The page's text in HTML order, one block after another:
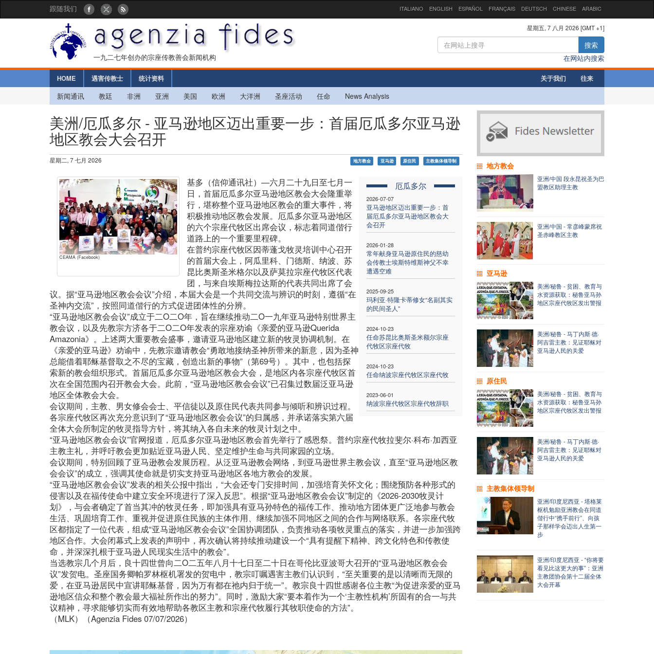
跟随我们 ITALIANO ENGLISH ESPAÑOL FRANÇAIS DEUTSCH CHINESE ARABIC
一九二七年创办的宗座传教善会新闻机构
星期五, 7 八月 2026 [GMT +1]
搜索
在网站内搜索
HOME 遇害传教士 统计资料 关于我们 往来
新闻通讯 教廷 非洲 亚洲 美国 欧洲 大洋洲 圣座活动 任命 News Analysis
美洲/厄瓜多尔 - 亚马逊地区迈出重要一步：首届厄瓜多尔亚马逊
地区教会大会召开
星期二, 7 七月 2026 地方教会 亚马逊 原住民 主教集体领导制
CEAMA (Facebook)
厄瓜多尔
2026-07-07
亚马逊地区迈出重要一步：首
届厄瓜多尔亚马逊地区教会大
会召开
2026-01-28
常年献身亚马逊原住民的慈幼
会传教士埃斯特维斯神父不幸
遭遇空难
2025-09-25
玛利亚·特隆卡蒂修女“名副其实
的民间圣人”
2024-10-23
任命苏昆比奥斯圣米额尔宗座
代牧区宗座代牧
2024-10-23
任命纳波宗座代牧区宗座代牧
2023-06-01
纳波宗座代牧区宗座代牧辞职
基多（信仰通讯社）—六月二十九日至七月一
日，首届厄瓜多尔亚马逊地区教会大会隆重举
行，堪称整个亚马逊地区教会的重大事件，将
积极推动地区教会发展。厄瓜多尔亚马逊地区
的六个宗座代牧区出席会议，标志着同道偕行
道路上的一个重要里程碑。
在普约宗座代牧区因蒂蓬戈牧灵培训中心召开
的首届大会上，阿瓜里科、门德斯、纳波、苏
昆比奥斯圣米格尔以及萨莫拉宗座代牧区代表
团，与来自埃斯梅拉达斯的代表共同出席了会
议。据“亚马逊地区教会会议”介绍，本届大会是一个共同交流与辨识的时刻，遵循“在
圣神内交流”，按照同道偕行的方式促进团体性的分辨。
“亚马逊地区教会会议”成立于二O二O年，旨在继续推动二O一九年亚马逊特别世界主
教会议，以及先教宗方济各于二O二O年发表的宗座劝谕《亲爱的亚马逊Querida
Amazonia》。上述两大重要教会盛事，邀请亚马逊地区建立新的牧灵协调机制。在
《亲爱的亚马逊》劝谕中，先教宗邀请教会“勇敢地接纳圣神所带来的新意，因为圣神
总能借着耶稣基督取之不尽的宝藏，创造出新的事物”（第69号）。其中，也包括探
索新的教会组织形式。首届厄瓜多尔亚马逊地区教会大会，是地区内各宗座代牧区首
次在全国范围内召开教会大会。此前，“亚马逊地区教会会议”已召集过数届泛亚马逊
地区全体教会大会。
会议期间，主教、男女修会会士、平信徒以及原住民代表共同参与倾听和辨识过程。
各宗座代牧区再次充分意识到了“亚马逊地区教会会议”的归属感，并承诺落实第六届
全体大会所制定的牧灵指导方针，将其纳入各自未来的牧灵计划之中。
“亚马逊地区教会会议”官网报道，厄瓜多尔亚马逊地区教会首先举行了感恩祭。普约宗座代牧拉斐尔·科布·加西亚
主教主礼，并呼吁教会更加贴近亚马逊人民、坚定维护生命与共同家园的立场。
会议期间，特别回顾了亚马逊教会发展历程。从泛亚马逊教会网络，到亚马逊世界主教会议，直至“亚马逊地区教
会会议”的成立，强调其使命就是切实支持亚马逊地区各地方教会的发展。
“亚马逊地区教会会议”发表的相关公报中指出，“大会还专门安排时间，加强培育关怀文化；围绕预防各种形式的
侵害以及在福传使命中建立安全环境进行了深入反思”。根据“亚马逊地区教会会议”制定的《2026-2030牧灵计
划》，与会者确定了首当其冲的牧灵任务，即加强具有亚马孙特色的福传工作、推动地方团体更广泛地参与教会
生活、巩固培育工作、重视并促进原住民族的主体作用、继续加强不同地区之间的合作与网络联系。各宗座代牧
区都指定了一位代表，组成“亚马逊地区教会会议”全国协调团队，负责推动各项牧灵重点的落实，并进一步加强跨
地区合作。大会闭幕式上发表的声明中，再次确认将持续推动建设一个“具有提醒下精神、跨文化特色和传教使
命，并深深扎根于亚马逊人民现实生活中的教会”。
当选教宗几个月后，良十四世曾向二O二五年八月十七日至二十日在哥伦比亚波哥大召开的“亚马逊地区教会会
议”发贺电。圣座国务卿帕罗林枢机署发的贺电中，教宗叮嘱遇害主教们认识到，“至关重要的是以清晰而无限的
爱，在亚马逊居民中宣讲耶稣基督，因为万有都在祂内归于统一”。教宗良十四世感谢各位主教“为促进亲爱的亚马
逊地区信众和整个教会最大福祉所作出的努力”。同时，激励大家“要本着作为一个‘主教性机构’所固有的合一与共
议精神，寻求能够切实而有效地帮助各教区主教和宗座代牧履行其牧职使命的方法”。
（MLK）（Agenzia Fides 07/07/2026）
地方教会
亚洲/中国 段永昆祝圣为巴
盟教区助理主教
亚洲/中国 - 常彦峰蒙席祝
圣赤峰教区主教
亚马逊
美洲/秘鲁 - 贫困、教育与
水资源获取：秘鲁亚马孙
地区宗座代牧区发出警报
美洲/秘鲁 - 马丁内斯·德·
阿吉雷主教：见证耶稣对
亚马逊人民的关爱
原住民
美洲/秘鲁 - 贫困、教育与
水资源获取：秘鲁亚马孙
地区宗座代牧区发出警报
美洲/秘鲁 - 马丁内斯·德·
阿吉雷主教：见证耶稣对
亚马逊人民的关爱
主教集体领导制
亚洲/印度尼西亚 - 塔格莱
枢机勉励亚洲教会在同道
偕行中“携手前行”、向孩
子那样学会迈出人生第一
步
亚洲/印度尼西亚 - “你将要
看见比这更大的事”：亚洲
主教团协会第十二届全体
大会开幕